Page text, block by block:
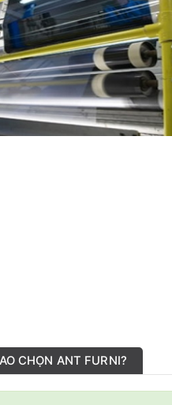
CHỌN ANT FURNI?